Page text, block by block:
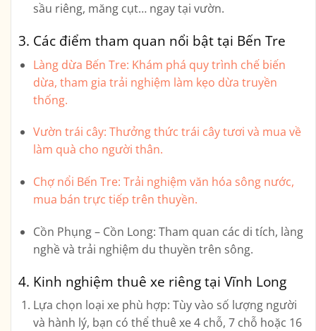
sầu riêng, măng cụt… ngay tại vườn.
3. Các điểm tham quan nổi bật tại Bến Tre
Làng dừa Bến Tre: Khám phá quy trình chế biến
dừa, tham gia trải nghiệm làm kẹo dừa truyền
thống.
Vườn trái cây: Thưởng thức trái cây tươi và mua về
làm quà cho người thân.
Chợ nổi Bến Tre: Trải nghiệm văn hóa sông nước,
mua bán trực tiếp trên thuyền.
Cồn Phụng – Cồn Long: Tham quan các di tích, làng
nghề và trải nghiệm du thuyền trên sông.
4. Kinh nghiệm thuê xe riêng tại Vĩnh Long
Lựa chọn loại xe phù hợp: Tùy vào số lượng người
và hành lý, bạn có thể thuê xe 4 chỗ, 7 chỗ hoặc 16